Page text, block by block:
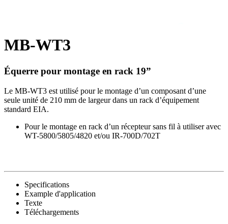
MB-WT3
Équerre pour montage en rack 19”
Le MB-WT3 est utilisé pour le montage d’un composant d’une
seule unité de 210 mm de largeur dans un rack d’équipement
standard EIA.
Pour le montage en rack d’un récepteur sans fil à utiliser avec
WT-5800/5805/4820 et/ou IR-700D/702T
Specifications
Example d'application
Texte
Téléchargements